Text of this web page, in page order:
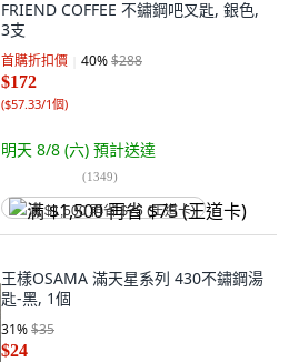
FRIEND COFFEE 不鏽鋼吧叉匙, 銀色,
3支
首購折扣價 40%$288
$172
($57.33/1個)
明天 8/8 (六) 預計送達
(1349)
满 $1,500 再省 $75 (王道卡)
王樣OSAMA 滿天星系列 430不鏽鋼湯
匙-黑, 1個
31%$35
$24